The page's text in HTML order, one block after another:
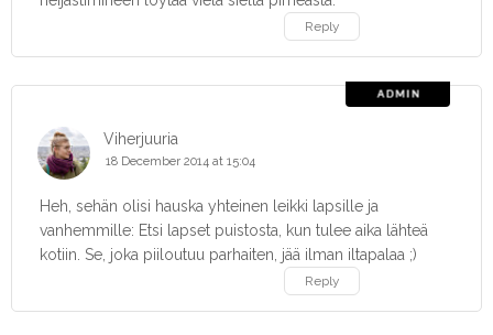
Reply
Viherjuuria
18 December 2014 at 15:04
Heh, sehän olisi hauska yhteinen leikki lapsille ja
vanhemmille: Etsi lapset puistosta, kun tulee aika lähteä
kotiin. Se, joka piiloutuu parhaiten, jää ilman iltapalaa ;)
Reply